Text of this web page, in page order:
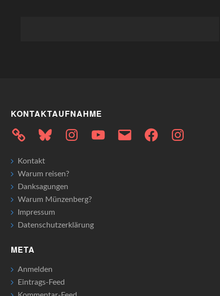
KONTAKTAUFNAHME
Bluesky InstagramYouTubeE-
Mail
FacebookInstagram
Kontakt
Warum reisen?
Danksagungen
Warum Münzenberg?
Impressum
Datenschutzerklärung
META
Anmelden
Eintrags-Feed